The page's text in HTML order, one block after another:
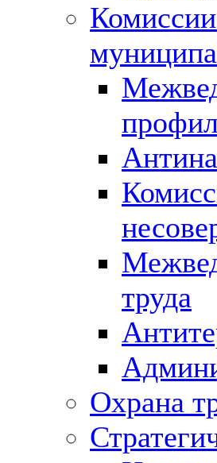
труда
Охрана